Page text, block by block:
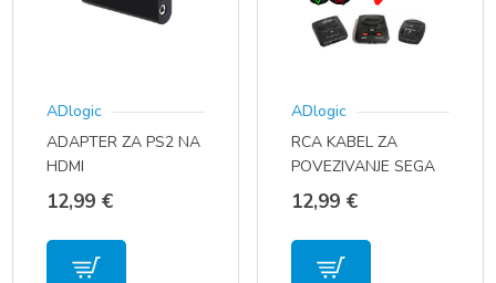
ADlogic
ADAPTER ZA PS2 NA
HDMI
12,99 €
ADlogic
RCA KABEL ZA
POVEZIVANJE SEGA
MEGA DRIVE 2 /
GENESIS 2 / 3 NA TV
12,99 €